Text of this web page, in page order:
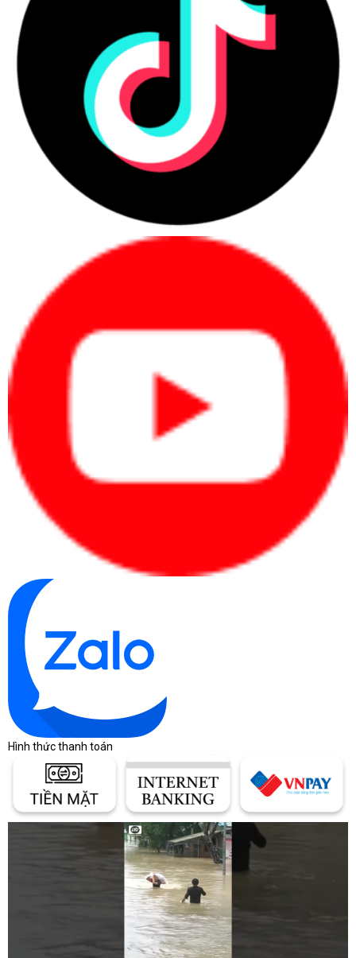
HP 14/15 là nhóm laptop phù hợp với người cần một chiếc máy
gọn, dễ dùng và chi phí dễ tiếp cận hơn. Đây là dòng phù hợp với
học sinh, sinh viên, nhân viên văn phòng cơ bản hoặc người dùng
gia đình cần laptop cho các tác vụ như học online, soạn thảo, làm
báo cáo, họp trực tuyến, duyệt web và giải trí nhẹ.
Điểm mạnh của HP 14 là sự đơn giản và thực dụng. Người mua
không cần đầu tư quá nhiều ngay từ đầu nhưng vẫn có một chiếc
laptop đáp ứng khá tốt nhu cầu phổ thông. Đây là nhóm phù hợp
nếu mục tiêu là mua máy để dùng ổn định, không cần quá nhiều
tính năng cao cấp như xoay gập, cảm ứng, bút hay màn hình cao
cấp hơn.
Nếu bạn đang cần một chiếc laptop HP để làm việc cơ bản mỗi
ngày và muốn tối ưu ngân sách, HP 14/15 là dòng nên xem đầu
tiên.
HP OmniBook 5: nâng cấp hợp lý từ dòng phổ thông
Hình thức thanh toán